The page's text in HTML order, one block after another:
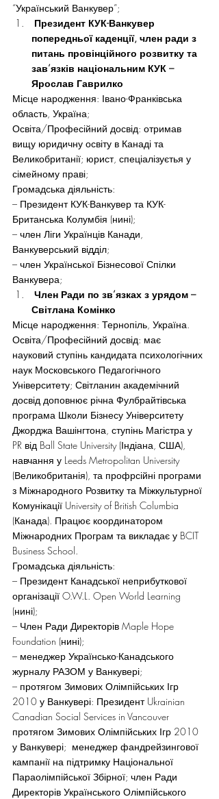
“Український Ванкувер”;
попередньої каденції, член ради з
питань провінційного розвитку та
зав’язків національним КУК –
Ярослав Гаврилко
Місце народження: Івано-Франківська
область, Україна;
Освіта/Професійний досвід: отримав
вищу юридичну освіту в Канаді та
Великобританії; юрист, спеціалізуєтья у
сімейному праві;
Громадська діяльність:
– Президент КУК-Ванкувер та КУК-
Британська Колумбія (нині);
– член Ліги Українців Канади,
Ванкуверський відділ;
– член Української Бізнесової Спілки
Ванкувера;
Світлана Комінко
Місце народження: Тернопіль, Україна.
Освіта/Професійний досвід: має
науковий ступінь кандидата психологічних
наук Московського Педагогічного
Університету; Світланин академічний
досвід доповнює річна Фулбрайтівська
програма Школи Бізнесу Університету
Джорджа Вашінгтона, ступінь Магістра у
PR від Ball State University (Індіана, США),
навчання у Leeds Metropolitan University
(Великобританія), та профрсійні програми
з Міжнародного Розвитку та Міжкультурної
Комунікації University of British Columbia
(Канада). Працює координатором
Міжнародних Програм та викладає у BCIT
Business School.
Громадська діяльність:
– Президент Канадської неприбуткової
організації O.W.L. Open World Learning
(нині);
– Член Ради Директорів Maple Hope
Foundation (нині);
– менеджер Українсько-Канадського
журналу РАЗОМ у Ванкувері;
– протягом Зимових Олімпійських Ігр
2010 у Ванкувері: Президент Ukrainian
Canadian Social Services in Vancouver
протягом Зимових Олімпійських Ігр 2010
у Ванкувері;  менеджер фандрейзингової
кампанії на підтримку Національної
Параолімпійської Збірної; член Ради
Директорів Українського Олімпійського